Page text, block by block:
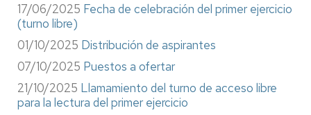
17/06/2025 Fecha de celebración del primer ejercicio
(turno libre)
01/10/2025 Distribución de aspirantes
07/10/2025 Puestos a ofertar
21/10/2025 Llamamiento del turno de acceso libre
para la lectura del primer ejercicio